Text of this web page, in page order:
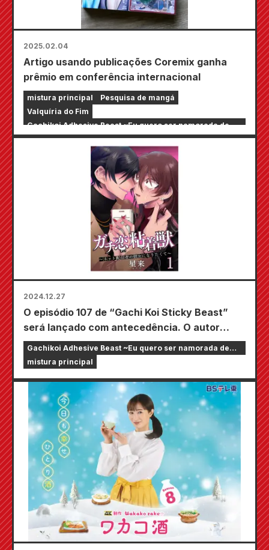
2025.02.04
Artigo usando publicações Coremix ganha
prêmio em conferência internacional
mistura principal
Pesquisa de mangá
Valquíria do Fim
Gachikoi Adhesive Beast ~Eu quero ser namorada de
um streamer online~
arte Réquiem de Chiruran Shinsengumi
2024.12.27
O episódio 107 de “Gachi Koi Sticky Beast”
será lançado com antecedência. O autor
Seira anuncia no SNS que o próximo episódio
será o episódio final.
Gachikoi Adhesive Beast ~Eu quero ser namorada de
um streamer online~
mistura principal